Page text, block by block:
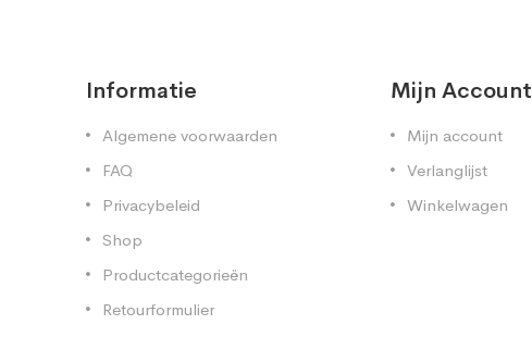
Informatie
Algemene voorwaarden
FAQ
Privacybeleid
Shop
Productcategorieën
Retourformulier
Mijn Account
Mijn account
Verlanglijst
Winkelwagen